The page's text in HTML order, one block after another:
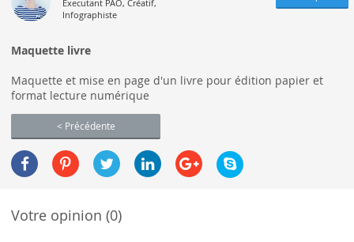
Executant PAO, Créatif,
Infographiste
Maquette livre
Maquette et mise en page d'un livre pour édition papier et
format lecture numérique
< Précédente
Votre opinion (0)